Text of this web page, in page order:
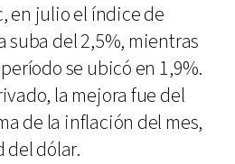
en julio el índice de
suba del 2,5%, mientras
se ubicó en 1,9%.
la mejora fue del
de la inflación del mes,
del dólar.